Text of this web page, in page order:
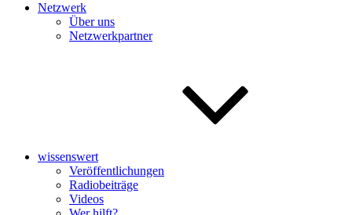
Netzwerk
Über uns
Netzwerkpartner
wissenswert
Veröffentlichungen
Radiobeiträge
Videos